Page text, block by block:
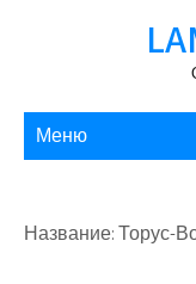
Меню
Название: Торус-